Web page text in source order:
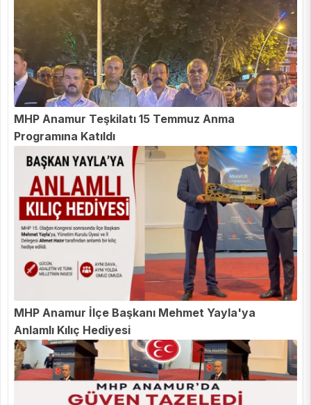
MHP Anamur Teşkilatı 15 Temmuz Anma
Programına Katıldı
MHP Anamur İlçe Başkanı Mehmet Yayla'ya
Anlamlı Kılıç Hediyesi